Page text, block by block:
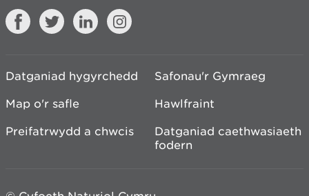
Datganiad hygyrchedd
Safonau'r Gymraeg
Map o'r safle
Hawlfraint
Preifatrwydd a chwcis
Datganiad caethwasiaeth
fodern